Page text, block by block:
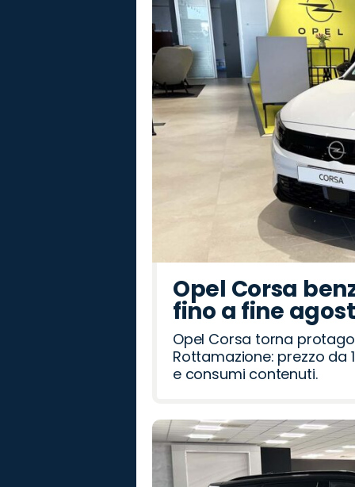
Jeep
Opel
Land
Rover
Lancia
Citroën
Hyundai
Peugeot
Jaecoo
Seat
Fiat
Cupra
Mazda
Abarth
Omoda
Alfa
Romeo
Opel Corsa
fino a fine
Opel Corsa torna
Rottamazione: prezzo da
e consumi contenuti.